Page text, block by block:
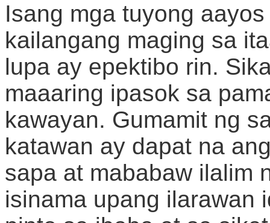
Isang mga tuyong
kailangang maging sa
lupa ay epektibo rin.
maaaring ipasok sa
kawayan. Gumamit ng
katawan ay dapat na
sapa at mababaw ilalim
isinama upang ilarawan